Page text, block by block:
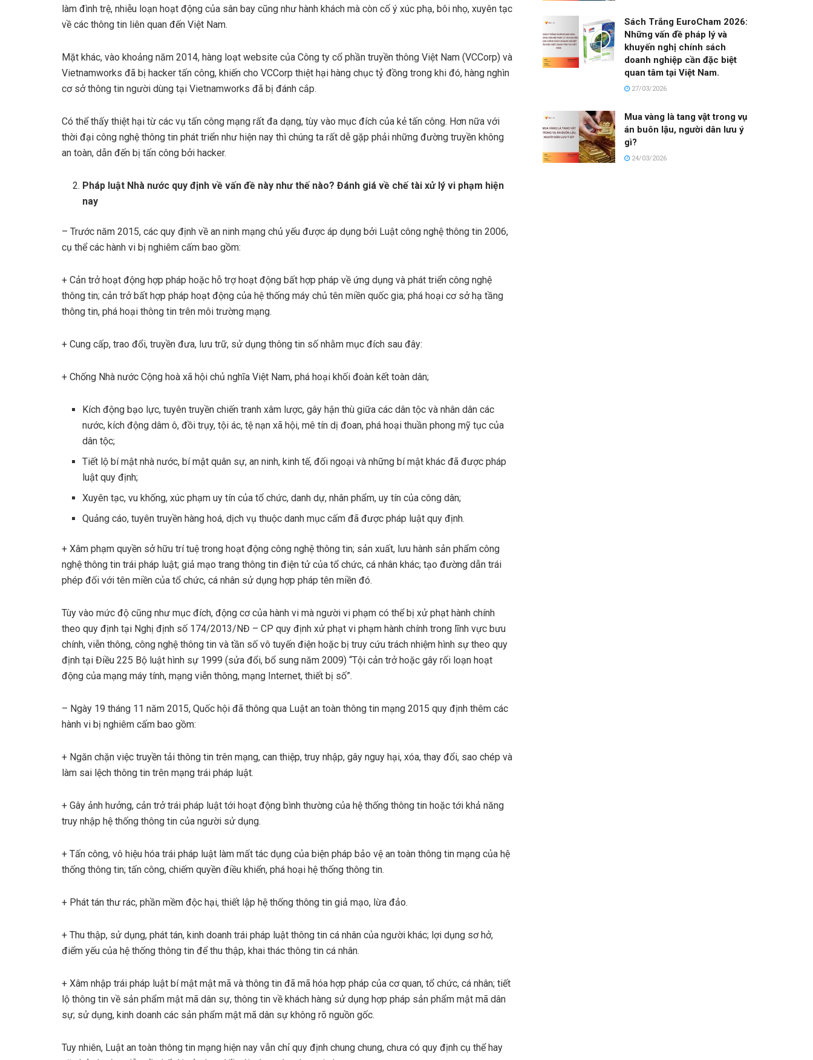
làm đình trệ, nhiễu loạn hoạt động của sân bay cũng như hành khách mà còn cố ý xúc phạ, bôi nhọ, xuyên tạc
về các thông tin liên quan đến Việt Nam.
Mặt khác, vào khoảng năm 2014, hàng loạt website của Công ty cổ phần truyền thông Việt Nam (VCCorp) và
Vietnamworks đã bị hacker tấn công, khiến cho VCCorp thiệt hại hàng chục tỷ đồng trong khi đó, hàng nghìn
cơ sở thông tin người dùng tại Vietnamworks đã bị đánh cắp.
Có thể thấy thiệt hại từ các vụ tấn công mạng rất đa dạng, tùy vào mục đích của kẻ tấn công. Hơn nữa với
thời đại công nghệ thông tin phát triển như hiện nay thì chúng ta rất dễ gặp phải những đường truyền không
an toàn, dẫn đến bị tấn công bởi hacker.
Pháp luật Nhà nước quy định về vấn đề này như thế nào? Đánh giá về chế tài xử lý vi phạm hiện
nay
– Trước năm 2015, các quy định về an ninh mạng chủ yếu được áp dụng bởi Luật công nghệ thông tin 2006,
cụ thể các hành vi bị nghiêm cấm bao gồm:
+ Cản trở hoạt động hợp pháp hoặc hỗ trợ hoạt động bất hợp pháp về ứng dụng và phát triển công nghệ
thông tin; cản trở bất hợp pháp hoạt động của hệ thống máy chủ tên miền quốc gia; phá hoại cơ sở hạ tầng
thông tin, phá hoại thông tin trên môi trường mạng.
+ Cung cấp, trao đổi, truyền đưa, lưu trữ, sử dụng thông tin số nhằm mục đích sau đây:
+ Chống Nhà nước Cộng hoà xã hội chủ nghĩa Việt Nam, phá hoại khối đoàn kết toàn dân;
Kích động bạo lực, tuyên truyền chiến tranh xâm lược, gây hận thù giữa các dân tộc và nhân dân các
nước, kích động dâm ô, đồi trụy, tội ác, tệ nạn xã hội, mê tín dị đoan, phá hoại thuần phong mỹ tục của
dân tộc;
Tiết lộ bí mật nhà nước, bí mật quân sự, an ninh, kinh tế, đối ngoại và những bí mật khác đã được pháp
luật quy định;
Xuyên tạc, vu khống, xúc phạm uy tín của tổ chức, danh dự, nhân phẩm, uy tín của công dân;
Quảng cáo, tuyên truyền hàng hoá, dịch vụ thuộc danh mục cấm đã được pháp luật quy định.
+ Xâm phạm quyền sở hữu trí tuệ trong hoạt động công nghệ thông tin; sản xuất, lưu hành sản phẩm công
nghệ thông tin trái pháp luật; giả mạo trang thông tin điện tử của tổ chức, cá nhân khác; tạo đường dẫn trái
phép đối với tên miền của tổ chức, cá nhân sử dụng hợp pháp tên miền đó.
Tùy vào mức độ cũng như mục đích, động cơ của hành vi mà người vi phạm có thể bị xử phạt hành chính
theo quy định tại Nghị định số 174/2013/NĐ – CP quy định xử phạt vi phạm hành chính trong lĩnh vực bưu
chính, viễn thông, công nghệ thông tin và tần số vô tuyến điện hoặc bị truy cứu trách nhiệm hình sự theo quy
định tại Điều 225 Bộ luật hình sự 1999 (sửa đổi, bổ sung năm 2009) “Tội cản trở hoặc gây rối loạn hoạt
động của mạng máy tính, mạng viễn thông, mạng Internet, thiết bị số”.
– Ngày 19 tháng 11 năm 2015, Quốc hội đã thông qua Luật an toàn thông tin mạng 2015 quy định thêm các
hành vi bị nghiêm cấm bao gồm:
+ Ngăn chặn việc truyền tải thông tin trên mạng, can thiệp, truy nhập, gây nguy hại, xóa, thay đổi, sao chép và
làm sai lệch thông tin trên mạng trái pháp luật.
+ Gây ảnh hưởng, cản trở trái pháp luật tới hoạt động bình thường của hệ thống thông tin hoặc tới khả năng
truy nhập hệ thống thông tin của người sử dụng.
+ Tấn công, vô hiệu hóa trái pháp luật làm mất tác dụng của biện pháp bảo vệ an toàn thông tin mạng của hệ
thống thông tin; tấn công, chiếm quyền điều khiển, phá hoại hệ thống thông tin.
+ Phát tán thư rác, phần mềm độc hại, thiết lập hệ thống thông tin giả mạo, lừa đảo.
+ Thu thập, sử dụng, phát tán, kinh doanh trái pháp luật thông tin cá nhân của người khác; lợi dụng sơ hở,
điểm yếu của hệ thống thông tin để thu thập, khai thác thông tin cá nhân.
+ Xâm nhập trái pháp luật bí mật mật mã và thông tin đã mã hóa hợp pháp của cơ quan, tổ chức, cá nhân; tiết
lộ thông tin về sản phẩm mật mã dân sự, thông tin về khách hàng sử dụng hợp pháp sản phẩm mật mã dân
sự; sử dụng, kinh doanh các sản phẩm mật mã dân sự không rõ nguồn gốc.
Tuy nhiên, Luật an toàn thông tin mạng hiện nay vẫn chỉ quy định chung chung, chưa có quy định cụ thể hay
Sách Trắng EuroCham 2026:
Những vấn đề pháp lý và
khuyến nghị chính sách
doanh nghiệp cần đặc biệt
quan tâm tại Việt Nam.
27/03/2026
Mua vàng là tang vật trong vụ
án buôn lậu, người dân lưu ý
gì?
24/03/2026